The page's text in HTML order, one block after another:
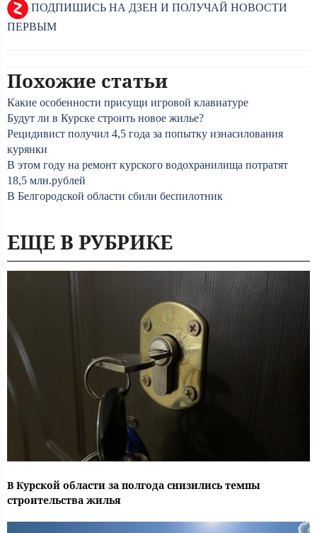
ПОДПИШИСЬ НА ДЗЕН И ПОЛУЧАЙ НОВОСТИ
ПЕРВЫМ
Похожие статьи
Какие особенности присущи игровой клавиатуре
Будут ли в Курске строить новое жилье?
Рецидивист получил 4,5 года за попытку изнасилования
курянки
В этом году на ремонт курского водохранилища потратят
18,5 млн.рублей
В Белгородской области сбили беспилотник
ЕЩЕ В РУБРИКЕ
В Курской области за полгода снизились темпы
строительства жилья